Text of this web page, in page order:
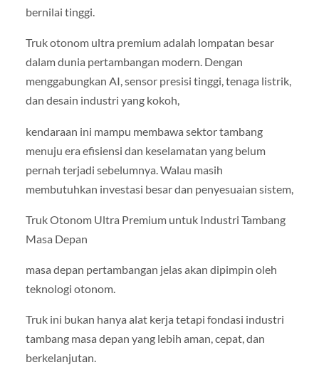
bernilai tinggi.
Truk otonom ultra premium adalah lompatan besar
dalam dunia pertambangan modern. Dengan
menggabungkan AI, sensor presisi tinggi, tenaga listrik,
dan desain industri yang kokoh,
kendaraan ini mampu membawa sektor tambang
menuju era efisiensi dan keselamatan yang belum
pernah terjadi sebelumnya. Walau masih
membutuhkan investasi besar dan penyesuaian sistem,
Truk Otonom Ultra Premium untuk Industri Tambang
Masa Depan
masa depan pertambangan jelas akan dipimpin oleh
teknologi otonom.
Truk ini bukan hanya alat kerja tetapi fondasi industri
tambang masa depan yang lebih aman, cepat, dan
berkelanjutan.